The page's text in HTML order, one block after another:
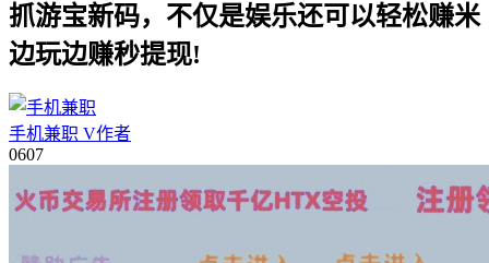
抓游宝新码，不仅是娱乐还可以轻松赚米
边玩边赚秒提现!
手机兼职 V作者
0607